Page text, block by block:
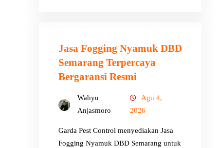
Jasa Fogging Nyamuk DBD
Semarang Terpercaya
Bergaransi Resmi
Wahyu
Anjasmoro
Agu 4,
2026
Garda Pest Control menyediakan Jasa
Fogging Nyamuk DBD Semarang untuk